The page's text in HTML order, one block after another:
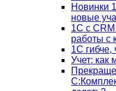
Новинки
новые
1С с
работы с
1С гибче,
Учет: как